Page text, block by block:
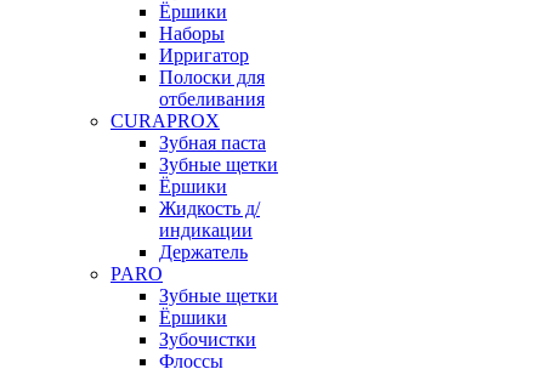
Ёршики
Наборы
Ирригатор
Полоски для
отбеливания
CURAPROX
Зубная паста
Зубные щетки
Ёршики
Жидкость д/
индикации
Держатель
PARO
Зубные щетки
Ёршики
Зубочистки
Флоссы